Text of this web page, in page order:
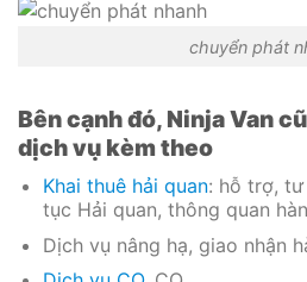
chuyển phát
Bên cạnh đó, Ninja Van
dịch vụ kèm theo
Khai thuê hải quan: hỗ trợ, tư
tục Hải quan, thông quan
Dịch vụ nâng hạ, giao nhận